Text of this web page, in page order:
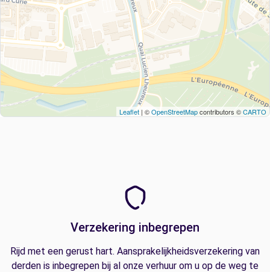
Leaflet | ©OpenStreetMapcontributors ©CARTO
Verzekering inbegrepen
Rijd met een gerust hart. Aansprakelijkheidsverzekering van
derden is inbegrepen bij al onze verhuur om u op de weg te